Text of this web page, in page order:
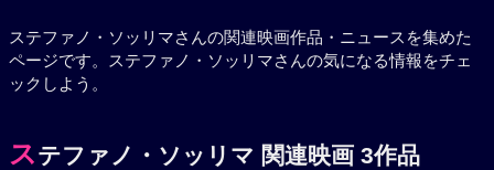
ステファノ・ソッリマさんの関連映画作品・ニュースを集めた
ページです。ステファノ・ソッリマさんの気になる情報をチェ
ックしよう。
ステファノ・ソッリマ 関連映画 3作品